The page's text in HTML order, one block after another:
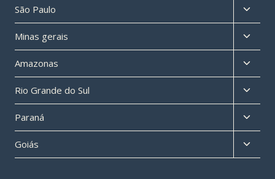
São Paulo
menu
filho
Minas gerais
menu
filho
Amazonas
menu
filho
Rio Grande do Sul
menu
filho
Paraná
menu
filho
Goiás
menu